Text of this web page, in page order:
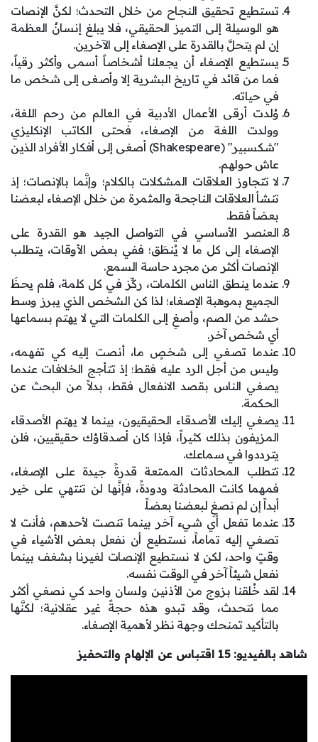
تستطيع تحقيق النجاح من خلال التحدث؛ لكنَّ الإنصات
هو الوسيلة إلى التميز الحقيقي، فلا يبلغ إنسانٌ العظمة
إن لم يتحلَّ بالقدرة على الإصغاء إلى الآخرين.
يستطيع الإصغاء أن يجعلنا أشخاصاً أسمى وأكثر رقياً،
فما من قائد في تاريخ البشرية إلا وأصغى إلى شخص ما
في حياته.
وُلدت أرقى الأعمال الأدبية في العالم من رحم اللغة،
وولدت اللغة من الإصغاء، فحتى الكاتب الإنكليزي
"شكسبير" (Shakespeare) أصغى إلى أفكار الأفراد الذين
عاش حولهم.
لا تتجاوز العلاقات المشكلات بالكلام؛ وإنَّما بالإنصات؛ إذ
تنشأ العلاقات الناجحة والمثمرة من خلال الإصغاء لبعضنا
بعضاً فقط.
العنصر الأساسي في التواصل الجيد هو القدرة على
الإصغاء إلى كل ما لا يُنطَق؛ ففي بعض الأوقات، يتطلب
الإنصات أكثر من مجرد حاسة السمع.
عندما ينطق الناس الكلمات، ركِّز في كل كلمة، فلم يحظَ
الجميع بموهبة الإصغاء؛ لذا كن الشخص الذي يبرز وسط
حشد من الصم، وأصغِ إلى الكلمات التي لا يهتم بسماعها
أي شخص آخر.
عندما تصغي إلى شخصٍ ما، أنصت إليه كي تفهمه،
وليس من أجل الرد عليه فقط؛ إذ تتأجج الخلافات عندما
يصغي الناس بقصد الانفعال فقط، بدلاً من البحث عن
الحكمة.
يصغي إليك الأصدقاء الحقيقيون، بينما لا يهتم الأصدقاء
المزيفون بذلك كثيراً، فإذا كان أصدقاؤك حقيقيين، فلن
يترددوا في سماعك.
تتطلب المحادثات الممتعة قدرةً جيدة على الإصغاء،
فمهما كانت المحادثة ودودةً، فإنَّها لن تنتهي على خير
أبداً إن لم نصغِ لبعضنا بعضاً.
عندما تفعل أي شيء آخر بينما تنصت لأحدهم، فأنت لا
تصغي إليه تماماً، نستطيع أن نفعل بعض الأشياء في
وقتٍ واحد، لكن لا نستطيع الإنصات لغيرنا بشغف بينما
نفعل شيئاً آخر في الوقت نفسه.
لقد خُلقنا بزوج من الأذنين ولسان واحد كي نصغي أكثر
مما نتحدث، وقد تبدو هذه حجةً غير عقلانية؛ لكنَّها
بالتأكيد تمنحك وجهة نظر لأهمية الإصغاء.
شاهد بالفيديو: 15 اقتباس عن الإلهام والتحفيز